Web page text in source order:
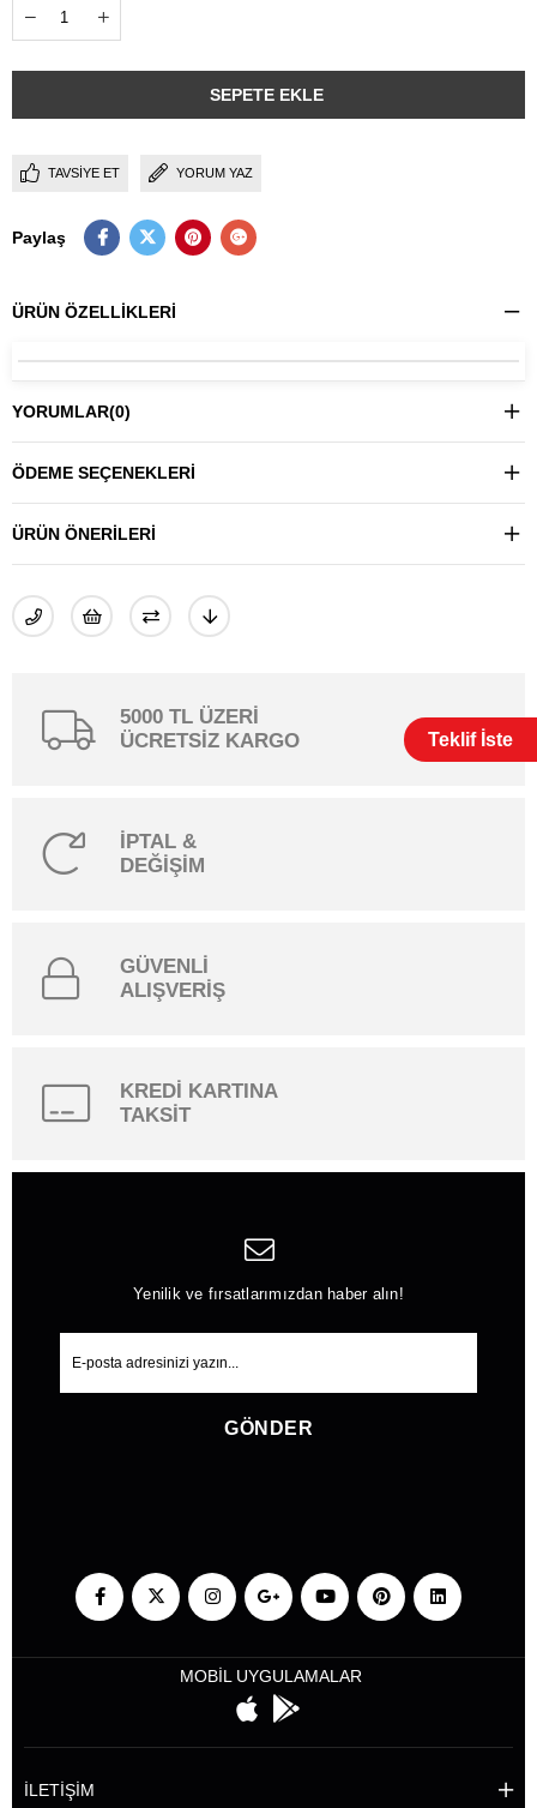
Teklif İste
TAVSIYE ET YORUM YAZ
Paylaş
ÜRÜN ÖZELLIKLERI
YORUMLAR(0)
ÖDEME SEÇENEKLERI
ÜRÜN ÖNERILERI
5000 TL ÜZERİ
ÜCRETSİZ KARGO
İPTAL &
DEĞİŞİM
GÜVENLİ
ALIŞVERİŞ
KREDİ KARTINA
TAKSİT
Yenilik ve fırsatlarımızdan haber alın!
GÖNDER
MOBİL UYGULAMALAR
İLETİŞİM